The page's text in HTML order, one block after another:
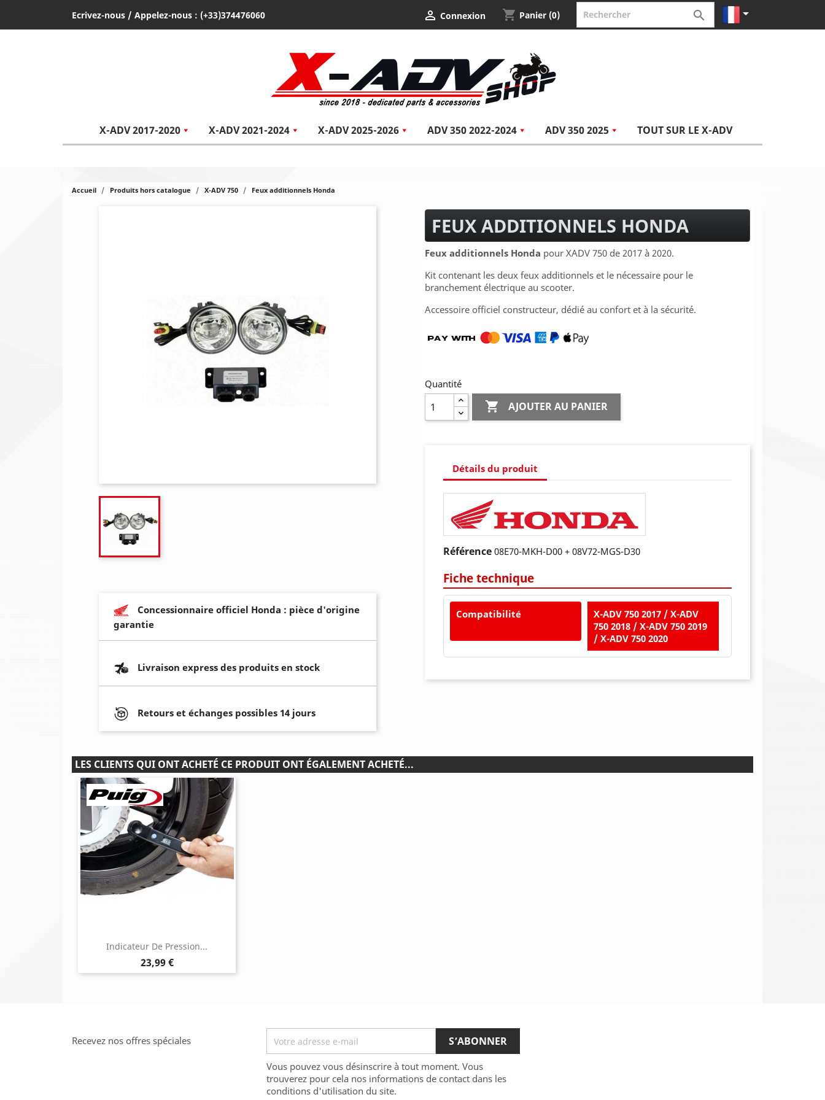
Ecrivez-nous / Appelez-nous : (+33)374476060  Connexion shopping_cart Panier (0)  
X-ADV 2017-2020 X-ADV 2021-2024 X-ADV 2025-2026 ADV 350 2022-2024 ADV 350 2025 TOUT SUR LE X-ADV
Accueil Produits hors catalogue X-ADV 750 Feux additionnels Honda
Concessionnaire officiel Honda : pièce d'origine
garantie
Livraison express des produits en stock
Retours et échanges possibles 14 jours
FEUX ADDITIONNELS HONDA
Feux additionnels Honda pour XADV 750 de 2017 à 2020.
Kit contenant les deux feux additionnels et le nécessaire pour le
branchement électrique au scooter.
Accessoire officiel constructeur, dédié au confort et à la sécurité.
Quantité
 AJOUTER AU PANIER
Détails du produit
Référence 08E70-MKH-D00 + 08V72-MGS-D30
Fiche technique
Compatibilité
X-ADV 750 2017 / X-ADV
750 2018 / X-ADV 750 2019
/ X-ADV 750 2020
LES CLIENTS QUI ONT ACHETÉ CE PRODUIT ONT ÉGALEMENT ACHETÉ...
Indicateur De Pression...
Prix
23,99 €
Recevez nos offres spéciales
Vous pouvez vous désinscrire à tout moment. Vous
trouverez pour cela nos informations de contact dans les
conditions d'utilisation du site.